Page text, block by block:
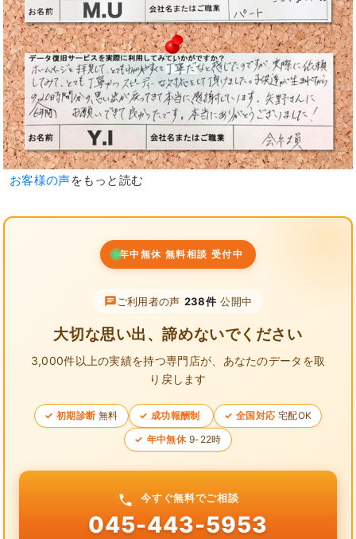
お客様の声をもっと読む
年中無休 無料相談 受付中
ご利用者の声 238件 公開中
大切な思い出、諦めないでください
3,000件以上の実績を持つ専門店が、 あなたのデータを取
り戻します
初期診断 無料 成功報酬制 全国対応 宅配OK
年中無休 9-22時
今すぐ無料でご相談
045-443-5953